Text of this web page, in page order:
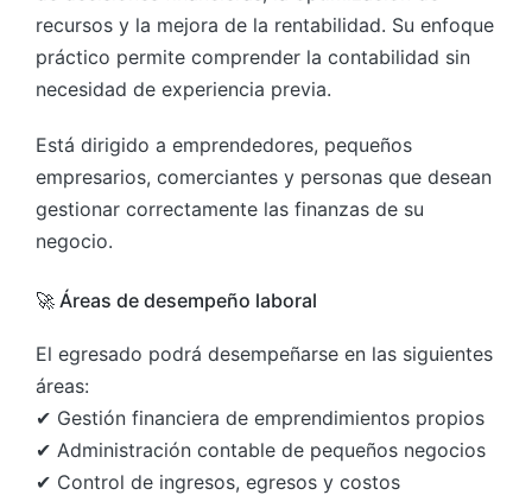
recursos y la mejora de la rentabilidad. Su enfoque
práctico permite comprender la contabilidad sin
necesidad de experiencia previa.
Está dirigido a emprendedores, pequeños
empresarios, comerciantes y personas que desean
gestionar correctamente las finanzas de su
negocio.
🚀 Áreas de desempeño laboral
El egresado podrá desempeñarse en las siguientes
áreas:
✔ Gestión financiera de emprendimientos propios
✔ Administración contable de pequeños negocios
✔ Control de ingresos, egresos y costos